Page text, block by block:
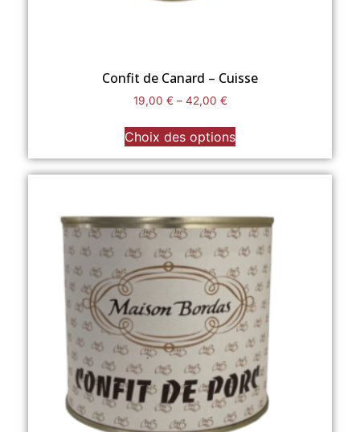
Confit de Canard – Cuisse
19,00 € – 42,00 €
Choix des options